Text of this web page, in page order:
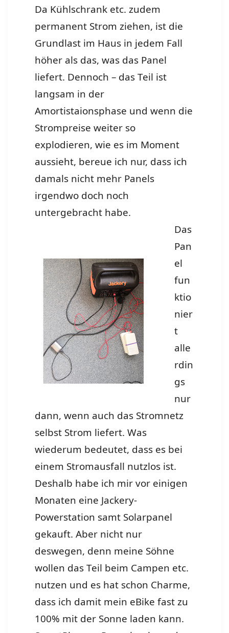
Da Kühlschrank etc. zudem
permanent Strom ziehen, ist die
Grundlast im Haus in jedem Fall
höher als das, was das Panel
liefert. Dennoch – das Teil ist
langsam in der
Amortistaionsphase und wenn die
Strompreise weiter so
explodieren, wie es im Moment
aussieht, bereue ich nur, dass ich
damals nicht mehr Panels
irgendwo doch noch
untergebracht habe.
Das
Pan
el
fun
ktio
nier
t
alle
rdin
gs
nur
dann, wenn auch das Stromnetz
selbst Strom liefert. Was
wiederum bedeutet, dass es bei
einem Stromausfall nutzlos ist.
Deshalb habe ich mir vor einigen
Monaten eine Jackery-
Powerstation samt Solarpanel
gekauft. Aber nicht nur
deswegen, denn meine Söhne
wollen das Teil beim Campen etc.
nutzen und es hat schon Charme,
dass ich damit mein eBike fast zu
100% mit der Sonne laden kann.